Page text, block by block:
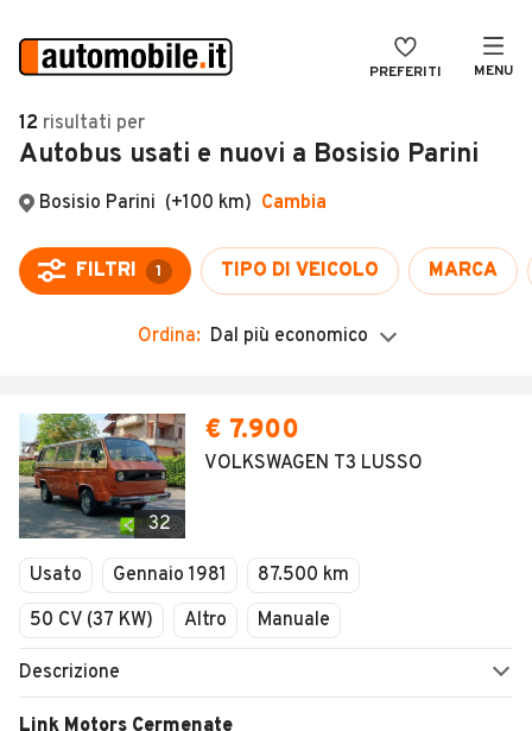
PREFERITI MENU
Auto
Auto usate
Auto Km 0
Auto Nuove
Noleggio a lungo termine
Moto
Camper
Veicoli Commerciali
Concessionari
VENDI
MAGAZINE
ACCEDI
12 risultati per
Autobus usati e nuovi a Bosisio Parini
Bosisio Parini (+100 km) Cambia
FILTRI 1 TIPO DI VEICOLO MARCA
Ordina: Dal più economico
32
€ 7.900
VOLKSWAGEN T3 LUSSO
Usato Gennaio 1981
87.500 km
50 CV (37 KW)
Altro Manuale
Descrizione
Link Motors Cermenate